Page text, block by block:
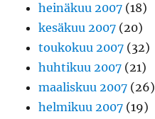
heinäkuu 2007 (18)
kesäkuu 2007 (20)
toukokuu 2007 (32)
huhtikuu 2007 (21)
maaliskuu 2007 (26)
helmikuu 2007 (19)